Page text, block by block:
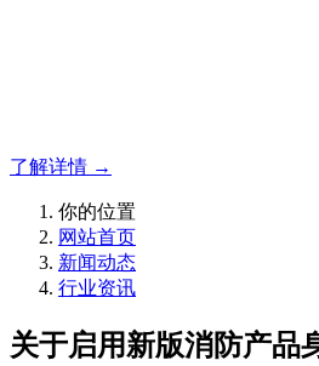
了解详情 →
你的位置
网站首页
新闻动态
行业资讯
关于启用新版消防产品